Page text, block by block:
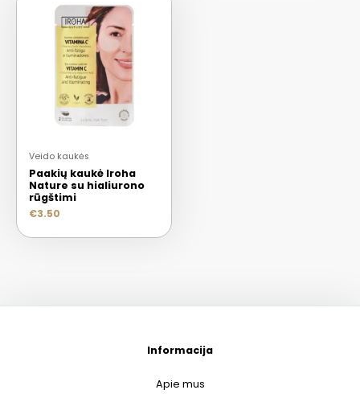
Veido kaukės
Paakių kaukė Iroha
Nature su hialiurono
rūgštimi
€3.50
Informacija
Apie mus